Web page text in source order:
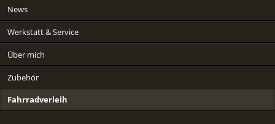
News
Werkstatt & Service
Über mich
Zubehör
Fahrradverleih